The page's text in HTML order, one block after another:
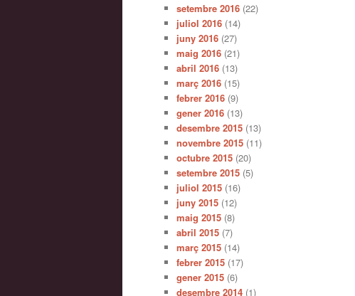
setembre 2016 (22)
juliol 2016 (14)
juny 2016 (27)
maig 2016 (21)
abril 2016 (13)
març 2016 (15)
febrer 2016 (9)
gener 2016 (13)
desembre 2015 (13)
novembre 2015 (11)
octubre 2015 (20)
setembre 2015 (5)
juliol 2015 (16)
juny 2015 (12)
maig 2015 (8)
abril 2015 (7)
març 2015 (14)
febrer 2015 (17)
gener 2015 (6)
desembre 2014 (1)